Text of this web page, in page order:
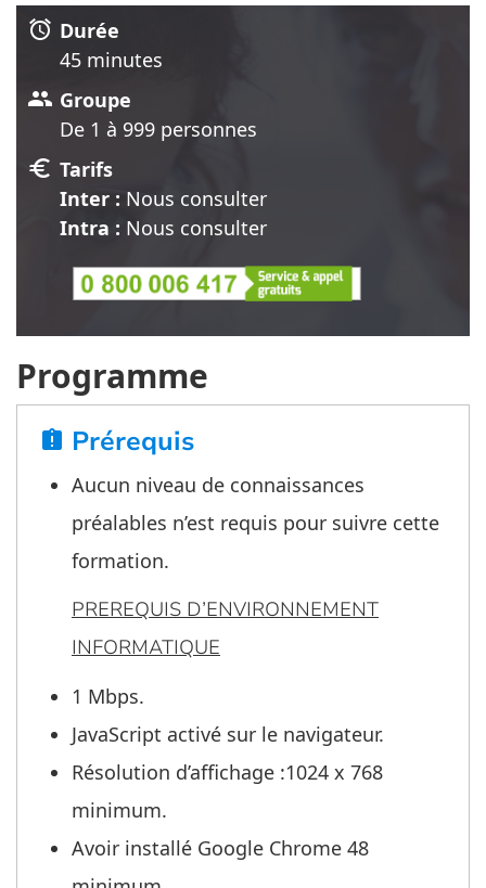
alarm Durée
45 minutes
group Groupe
De 1 à 999 personnes
euro Tarifs
Inter : Nous consulter
Intra : Nous consulter
Programme
assignment_late Prérequis
Aucun niveau de connaissances
préalables n’est requis pour suivre cette
formation.
PREREQUIS D’ENVIRONNEMENT
INFORMATIQUE
1 Mbps.
JavaScript activé sur le navigateur.
Résolution d’affichage :1024 x 768
minimum.
Avoir installé Google Chrome 48